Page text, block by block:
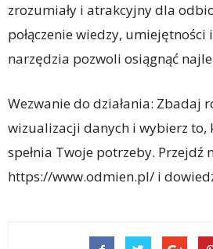
zrozumiały i atrakcyjny dla
połączenie wiedzy,
narzędzia pozwoli osiągnąć
Wezwanie do działania: Zbadaj
wizualizacji danych i wybierz to,
spełnia Twoje potrzeby. Przejdź
https://www.odmien.pl/ i